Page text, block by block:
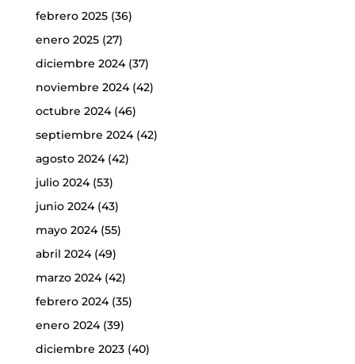
febrero 2025(36)
enero 2025(27)
diciembre 2024(37)
noviembre 2024(42)
octubre 2024(46)
septiembre 2024(42)
agosto 2024(42)
julio 2024(53)
junio 2024(43)
mayo 2024(55)
abril 2024(49)
marzo 2024(42)
febrero 2024(35)
enero 2024(39)
diciembre 2023(40)